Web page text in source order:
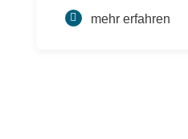
mehr erfahren